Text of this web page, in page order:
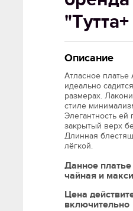
Описание
Атласное платье
идеально
размерах.
стиле
Элегантность ей
закрытый верх
Длинная
лёгкой.
Данное
чайная и макси
Цена
включительно